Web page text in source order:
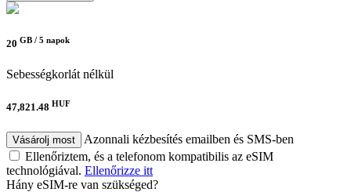
20 GB / 5 napok
Sebességkorlát nélkül
47,821.48 HUF
Vásárolj most
Azonnali kézbesítés emailben és SMS-ben
Ellenőriztem, és a telefonom kompatibilis az eSIM
technológiával. Ellenőrizze itt
Hány eSIM-re van szükséged?